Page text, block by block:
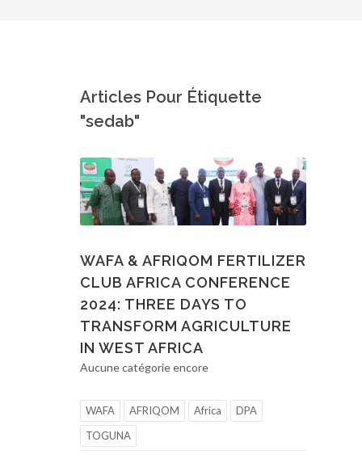
Articles Pour Étiquette
"sedab"
WAFA & AFRIQOM FERTILIZER
CLUB AFRICA CONFERENCE
2024: THREE DAYS TO
TRANSFORM AGRICULTURE
IN WEST AFRICA
Aucune catégorie encore
WAFA AFRIQOM Africa
DPA
TOGUNA